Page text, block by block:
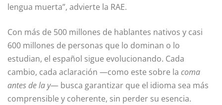
lengua muerta”, advierte la RAE.
Con más de 500 millones de hablantes nativos y casi
600 millones de personas que lo dominan o lo
estudian, el español sigue evolucionando. Cada
cambio, cada aclaración —como este sobre la coma
antes de la y— busca garantizar que el idioma sea más
comprensible y coherente, sin perder su esencia.